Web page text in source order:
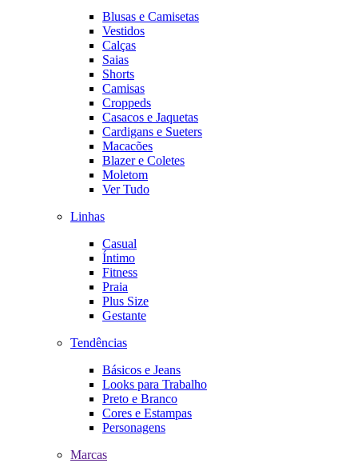
Blusas e Camisetas
Vestidos
Calças
Saias
Shorts
Camisas
Croppeds
Casacos e Jaquetas
Cardigans e Sueters
Macacões
Blazer e Coletes
Moletom
Ver Tudo
Linhas
Casual
Íntimo
Fitness
Praia
Plus Size
Gestante
Tendências
Básicos e Jeans
Looks para Trabalho
Preto e Branco
Cores e Estampas
Personagens
Marcas